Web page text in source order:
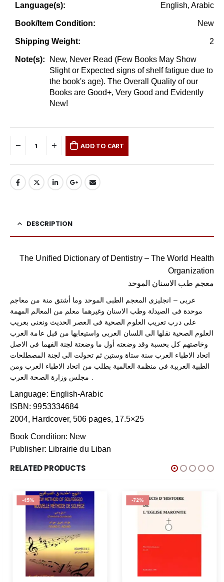
Language(s): English, Arabic
Book/Item Condition: New
Shipping Weight: 2
Note(s):
New, Never Read (Few Books May Show
Slight or Expected signs of shelf fatigue due to
the book's age). The Overall Quality of our
Books are Good+, Very Good and Evidently
New!
ADD TO CART
DESCRIPTION
The Unified Dictionary of Dentistry – The World Health
Organization
معجم طب الاسنان الموحد
عربى – انجليزى المعجم الطبى الموحد وما أشتق منة من معاجم
موحدة فى الصيدلة وطب الاسنان وغيرهما معلم من المعالم المهمة
على درب تعريب العلوم الصحية فى العصر الحديث ونعنى بعريب
العلوم الصحية نقلها الى اللسان العربى واستيعابها من قبل عامة العرب
وخاصتهم كل بحسبة وقد وضعته أول ما وضعتة لجنة الفهما فى الاصل
اتحاد الاطباء العرب سنة ستاة وستين ثم تحولت الى لجنة المصطلحات
الطبية العربية فى منظمة العالمية بطلب من اتحاد الاطباء العرب ومن
مجلس وزارة الصحة العرب .
Language: English-Arabic
ISBN: 9953334684
2004, Hardcover, 506 pages, 17.5×25
Book Condition: New
Publisher: Librairie du Liban
RELATED PRODUCTS
-45% -72%